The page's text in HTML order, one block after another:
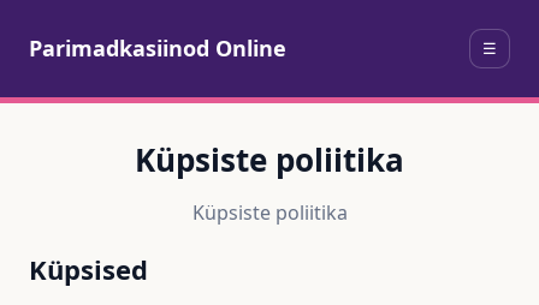
Parimadkasiinod Online ☰
Küpsiste poliitika
Küpsiste poliitika
Küpsised